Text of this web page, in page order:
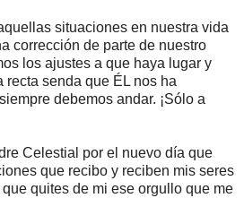
situaciones en nuestra vida
corrección de parte de nuestro
los ajustes a que haya lugar y
senda que ÉL nos ha
debemos andar. ¡Sólo a
Celestial por el nuevo día que
que recibo y reciben mis seres
quites de mi ese orgullo que me